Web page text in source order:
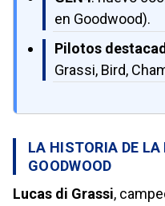
en Goodwood).
Pilotos
Grassi, Bird,
LA HISTORIA DE LA
GOODWOOD
Lucas di Grassi,